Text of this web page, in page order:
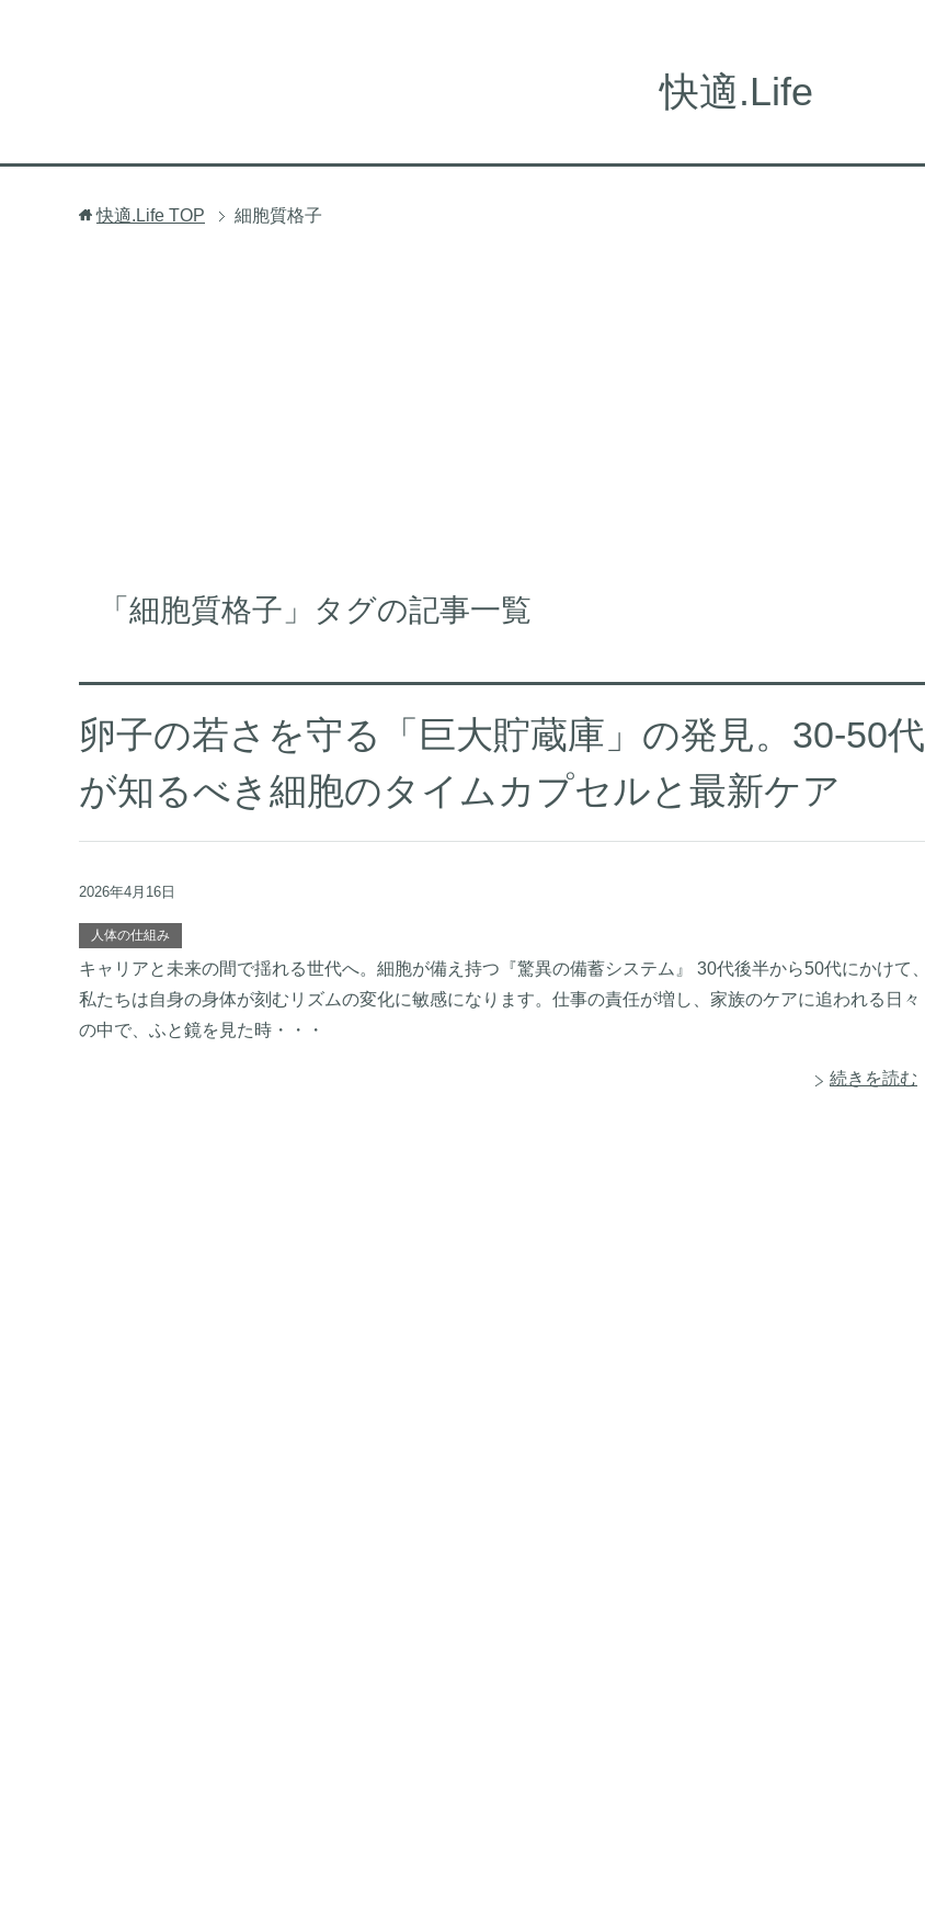
快適.Life
快適.Life TOP 細胞質格子
「細胞質格子」タグの記事一覧
卵子の若さを守る「巨大貯蔵庫」の発見。30-50代
が知るべき細胞のタイムカプセルと最新ケア
2026年4月16日
人体の仕組み
キャリアと未来の間で揺れる世代へ。細胞が備え持つ『驚異の備蓄システム』 30代後半から50代にかけて、
私たちは自身の身体が刻むリズムの変化に敏感になります。仕事の責任が増し、家族のケアに追われる日々
の中で、ふと鏡を見た時・・・
続きを読む